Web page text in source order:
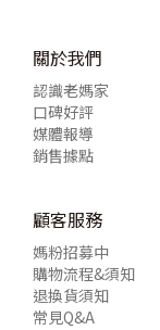
關於我們
認識老媽家
口碑好評
媒體報導
銷售據點
顧客服務
媽粉招募中
購物流程&須知
退換貨須知
常見Q&A